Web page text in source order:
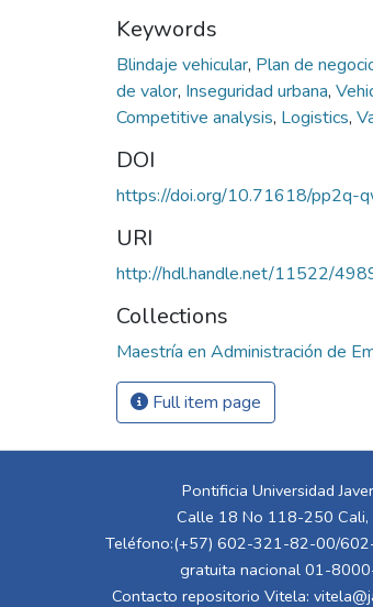
Keywords
Blindaje vehicular, Plan de
de valor, Inseguridad urbana,
Competitive analysis, Logistics,
DOI
https://doi.org/10.71618/pp2q-
URI
http://hdl.handle.net/11522/
Collections
Maestría en Administración de
Full item page
Pontificia Universidad
Calle 18 No 118-250 Cali,
Teléfono:(+57) 602-321-82-00/
gratuita nacional 01-
Contacto repositorio Vitela: